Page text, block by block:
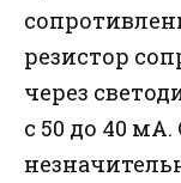
резистор
через
с 50 до 40